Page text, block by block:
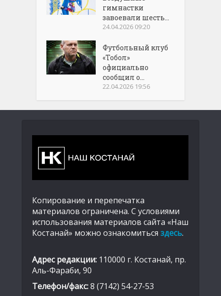
гимнастки
завоевали шесть...
24.04.2026 09:20
Футбольный клуб
«Тобол»
официально
сообщил о...
22.04.2026 19:56
Копирование и перепечатка
материалов ограничена. С условиями
использования материалов сайта «Наш
Костанай» можно ознакомиться здесь.
Адрес редакции: 110000 г. Костанай, пр.
Аль-Фараби, 90
Телефон/факс:8 (7142) 54-27-53